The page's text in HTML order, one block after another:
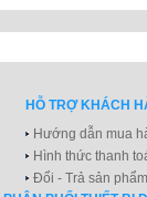
HỖ TRỢ KHÁCH
Hướng dẫn mua
Hình thức thanh
Đổi - Trả sản phẩm